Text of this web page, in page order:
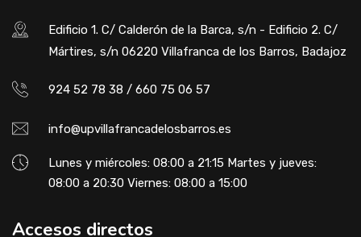
Edificio 1. C/ Calderón de la Barca, s/n - Edificio 2. C/
Mártires, s/n 06220 Villafranca de los Barros, Badajoz
924 52 78 38 / 660 75 06 57
info@upvillafrancadelosbarros.es
Lunes y miércoles: 08:00 a 21:15 Martes y jueves:
08:00 a 20:30 Viernes: 08:00 a 15:00
Accesos directos